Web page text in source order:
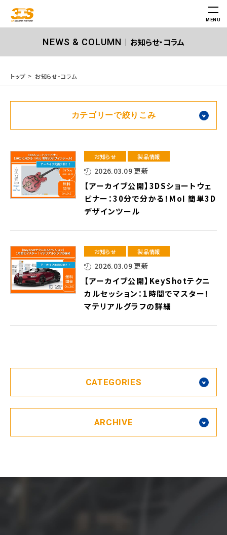
MENU
NEWS & COLUMN お知らせ・コラム
トップ お知らせ・コラム
カテゴリーで絞りこみ
お知らせ 製品情報
2026.03.09 更新
【アーカイブ公開】3DSショートウェ
ビナー：30分で分かる！MoI 簡単3D
デザインツール
お知らせ 製品情報
2026.03.09 更新
【アーカイブ公開】KeyShotテクニ
カルセッション：1時間でマスター！
マテリアルグラフの詳細
CATEGORIES
ARCHIVE